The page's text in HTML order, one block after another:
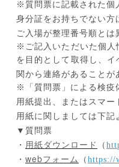
※ 質問票に記載された個
身分証をお持ちでない方
ご入場が整理番号順とは
※ ご記入いただいた個人
を目的として取得し、
関から連絡があることが
※
「質問票」による検
用紙提出、またはスマー
用紙に関しましては下記
▼ 質問票
・ 用紙ダウンロード （
・ webフォーム （ https://